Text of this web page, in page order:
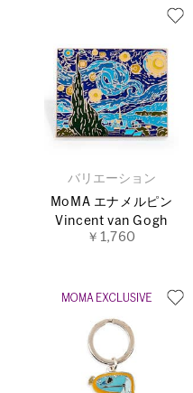
バリエーション
MoMA エナメルピン
Vincent van Gogh
￥1,760